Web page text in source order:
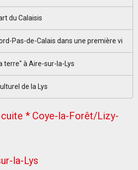
du Calaisis
Pas-de-Calais dans une première vi
terre" à Aire-sur-la-Lys
de la Lys
* Coye-la-Forêt/Lizy-
la-Lys